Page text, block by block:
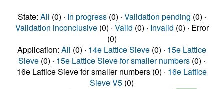
State: All (0) · In progress(0) · Validation pending (0) ·
Validation inconclusive(0) · Valid (0) · Invalid (0) · Error
(0)
Application: All (0) · 14e Lattice Sieve (0) · 15e Lattice
Sieve (0) · 15e Lattice Sieve for smaller numbers (0) ·
16e Lattice Sieve for smaller numbers (0) · 16e Lattice
Sieve V5 (0)